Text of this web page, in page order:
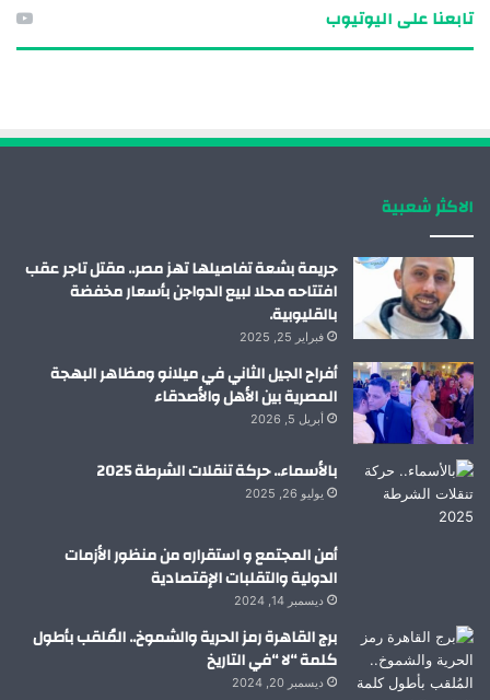
تابعنا على اليوتيوب
الاكثر شعبية
جريمة بشعة تفاصيلها تهز مصر.. مقتل تاجر عقب
افتتاحه محلا لبيع الدواجن بأسعار مخفضة
بالقليوبية.
فبراير 25, 2025
أفراح الجيل الثاني في ميلانو ومظاهر البهجة
المصرية بين الأهل والأصدقاء
أبريل 5, 2026
بالأسماء.. حركة تنقلات الشرطة 2025
يوليو 26, 2025
أمن المجتمع و استقراره من منظور الأزمات
الدولية والتقلبات الإقتصادية
ديسمبر 14, 2024
برج القاهرة رمز الحرية والشموخ.. المُلقب بأطول
كلمة “لا “في التاريخ
ديسمبر 20, 2024